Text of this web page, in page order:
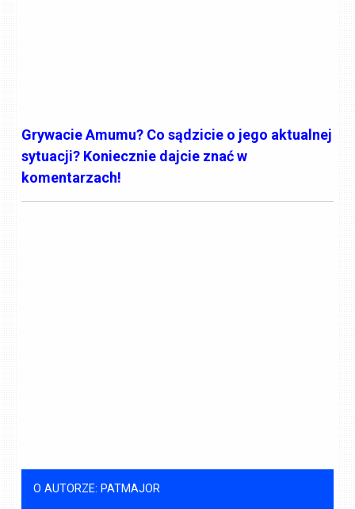
Grywacie Amumu? Co sądzicie o jego aktualnej
sytuacji? Koniecznie dajcie znać w
komentarzach!
O AUTORZE: PATMAJOR